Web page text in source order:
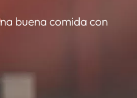
buena comida con